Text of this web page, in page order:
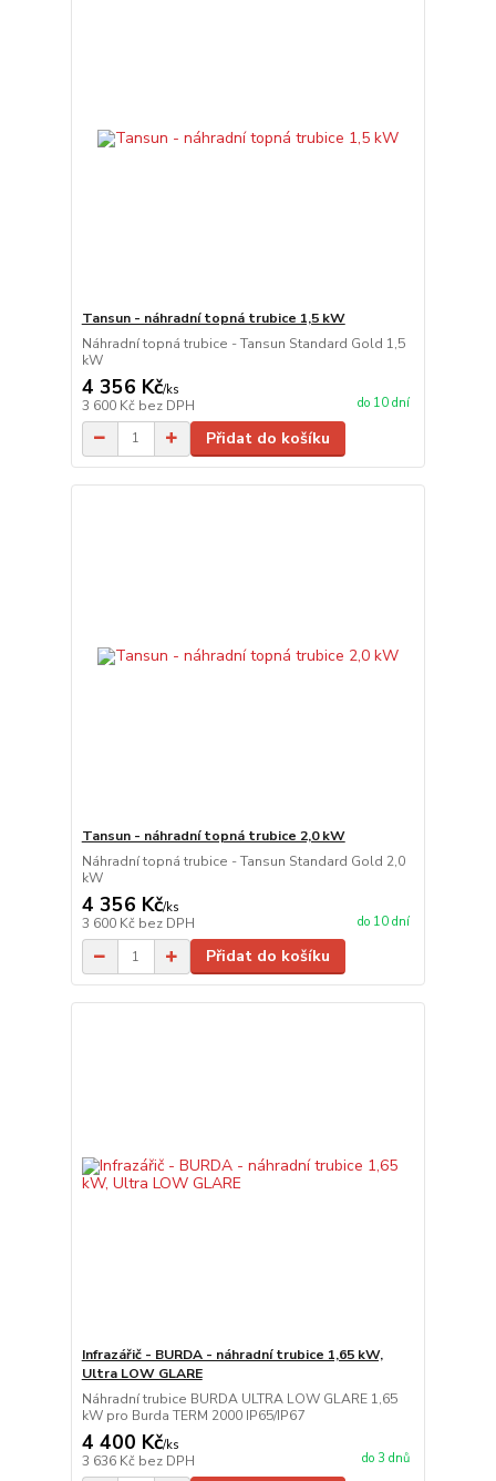
Tansun - náhradní topná trubice 1,5 kW
Náhradní topná trubice - Tansun Standard Gold 1,5
kW
4 356 Kč/ks
3 600 Kč bez DPH do 10 dní
Přidat do košíku
Tansun - náhradní topná trubice 2,0 kW
Náhradní topná trubice - Tansun Standard Gold 2,0
kW
4 356 Kč/ks
3 600 Kč bez DPH do 10 dní
Přidat do košíku
Infrazářič - BURDA - náhradní trubice 1,65 kW,
Ultra LOW GLARE
Náhradní trubice BURDA ULTRA LOW GLARE 1,65
kW pro Burda TERM 2000 IP65/IP67
4 400 Kč/ks
3 636 Kč bez DPH do 3 dnů